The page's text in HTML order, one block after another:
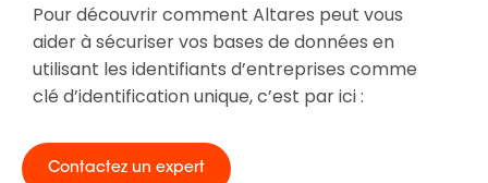
Pour découvrir comment Altares peut vous
aider à sécuriser vos bases de données en
utilisant les identifiants d’entreprises comme
clé d’identification unique, c’est par ici :
Contactez un expert